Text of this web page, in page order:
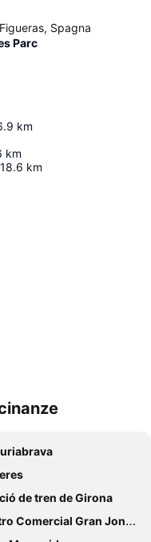
Spagna
Parc
km
km
18.6 km
de tren de Girona
Comercial Gran Jonquera